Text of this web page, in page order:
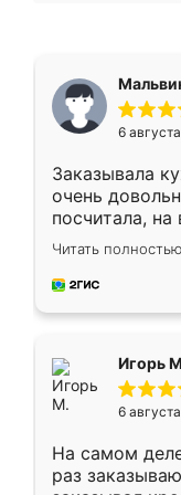
6
Заказывала
очень
посчитала, на
Замерщик
делу со всей
за день,
Читать полностью
Игорь
6
На самом
раз